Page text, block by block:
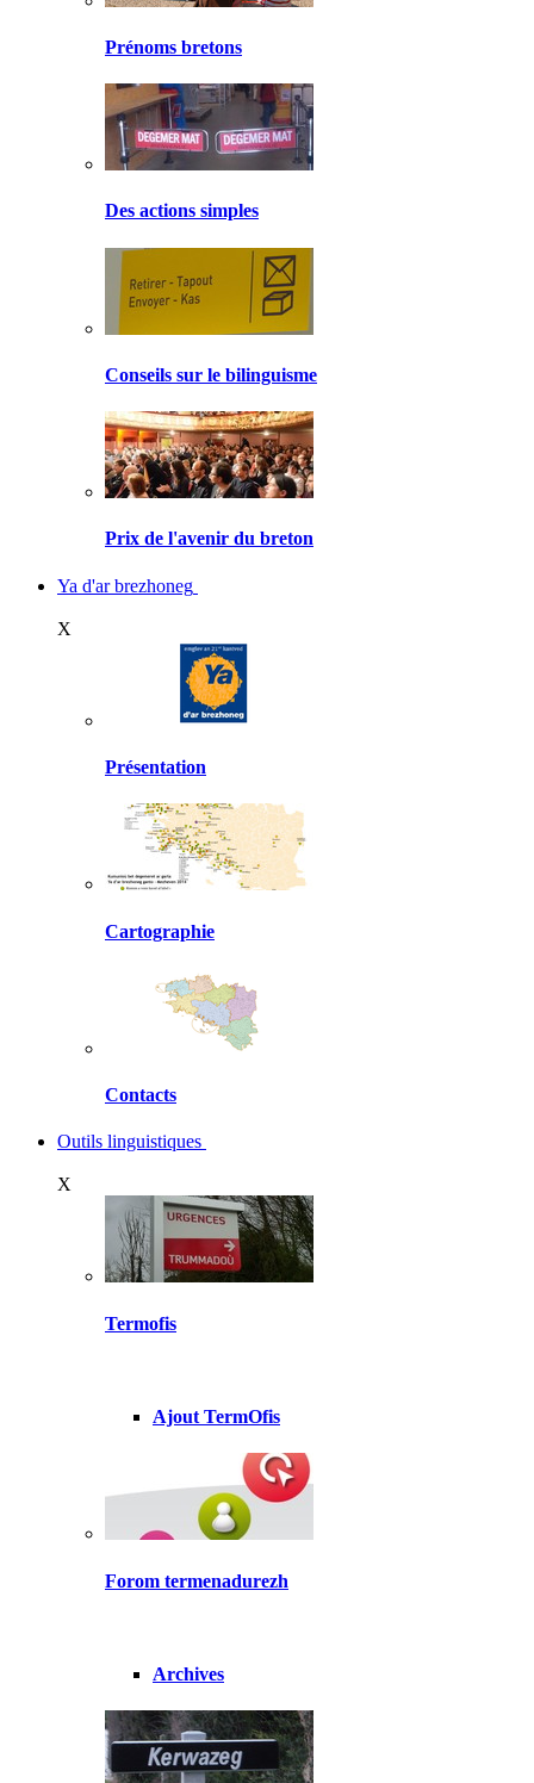
Prénoms bretons
Des actions simples
Conseils sur le bilinguisme
Prix de l'avenir du breton
Ya d'ar brezhoneg
X
Présentation
Cartographie
Contacts
Outils linguistiques
X
Termofis
Ajout TermOfis
Forom termenadurezh
Archives